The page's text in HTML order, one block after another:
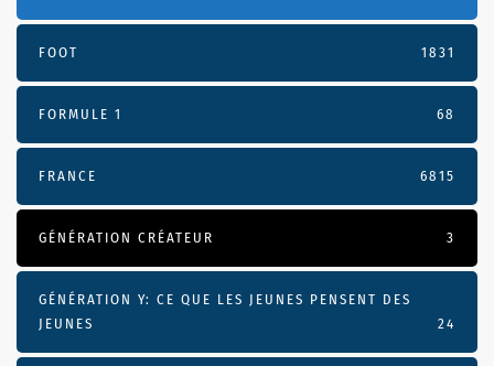
FOOT 1831
FORMULE 1 68
FRANCE 6815
GÉNÉRATION CRÉATEUR 3
GÉNÉRATION Y: CE QUE LES JEUNES PENSENT DES
JEUNES
24